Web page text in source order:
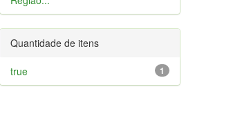
Quantidade de itens
1
true